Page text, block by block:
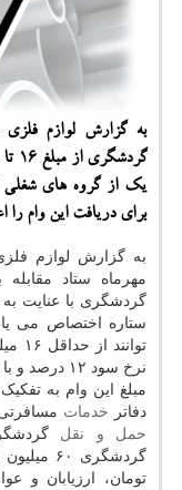
به گزارش لوازم
یك از گروه های شغلی
برای دریافت این وام را
به گزارش لوازم
مهرماه ستاد
گردشگری با عنایت
ستاره اختصاص می
نرخ سود ۱۲ درصد و با دوره تنفس حدود شش ماه بهره مند شوند.
دفاتر خدمات مسافرتی بین ۱۵۰ تا ۳۰۰
حمل و نقل گردشگری ۸۰ میلیون